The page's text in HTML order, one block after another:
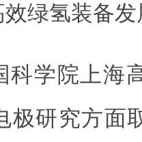
绿氢装备
科学院上海
极研究方面